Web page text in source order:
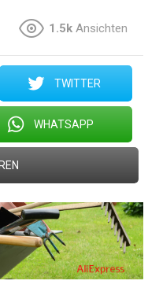
1.5k Ansichten
TWITTER
WHATSAPP